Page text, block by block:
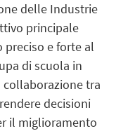
delle Industrie
principale
preciso e forte al
di scuola in
tra
decisioni
il miglioramento